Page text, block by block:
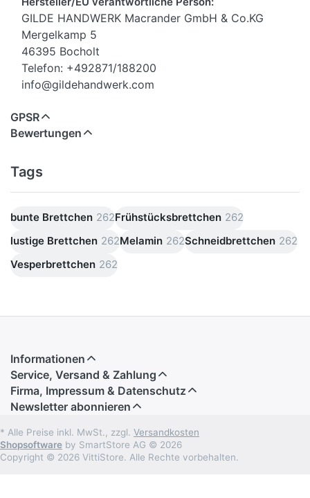
GILDE HANDWERK Macrander GmbH & Co.KG
Mergelkamp 5
46395 Bocholt
Telefon: +492871/188200
info@gildehandwerk.com
GPSR
Bewertungen
Tags
bunte Brettchen 262Frühstücksbrettchen 262
lustige Brettchen 262Melamin 262Schneidbrettchen 262
Vesperbrettchen 262
Informationen
Service, Versand & Zahlung
Firma, Impressum & Datenschutz
Newsletter abonnieren
* Alle Preise inkl. MwSt., zzgl. Versandkosten
Shopsoftware by SmartStore AG © 2026
Copyright © 2026 VittiStore. Alle Rechte vorbehalten.